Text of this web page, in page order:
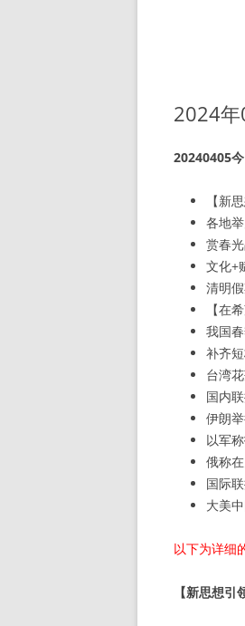
2024
20240405
【新
各地
赏春
文化+
清明
【在
我国
补齐
台湾
国内
伊朗
以军
俄称
国际
大美
以下为详细
【新思想